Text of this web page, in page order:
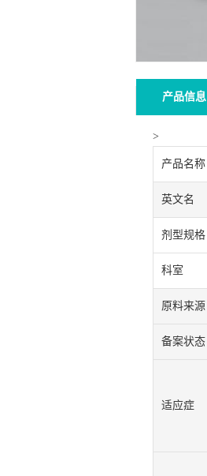
产品信息
>
产品名称
英文名
剂型规格
科室
原料来源
备案状态
适应症